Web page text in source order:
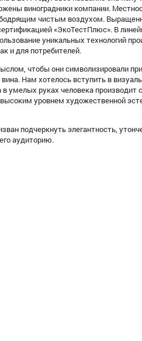
виноградники компании.
чистым воздухом.
«ЭкоТестПлюс». В
уникальных технологий
и для потребителей.
чтобы они символизировали
Нам хотелось вступить в
умелых руках человека
уровнем художественной
подчеркнуть элегантность,
аудиторию.